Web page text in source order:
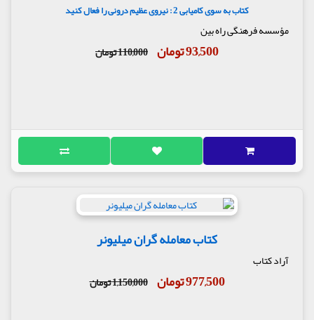
کتاب به سوی کامیابی 2 : نیروی عظیم درونی را فعال کنید
مؤسسه فرهنگی راه بین
93,500 تومان 110,000 تومان
کتاب معامله گران میلیونر
آراد کتاب
977,500 تومان 1,150,000 تومان